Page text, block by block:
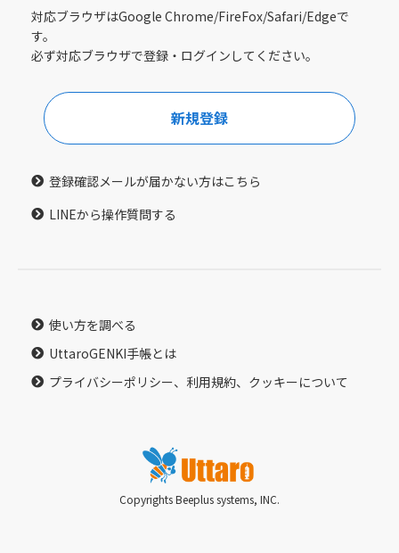
対応ブラウザはGoogle Chrome/FireFox/Safari/Edgeで
す。
必ず対応ブラウザで登録・ログインしてください。
新規登録
登録確認メールが届かない方はこちら
LINEから操作質問する
使い方を調べる
UttaroGENKI手帳とは
プライバシーポリシー、利用規約、クッキーについて
Copyrights Beeplus systems, INC.